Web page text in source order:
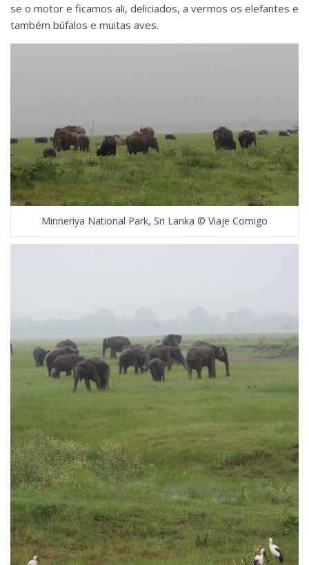
se o motor e ficamos ali, deliciados, a vermos os elefantes e
também búfalos e muitas aves.
Minneriya National Park, Sri Lanka © Viaje Comigo